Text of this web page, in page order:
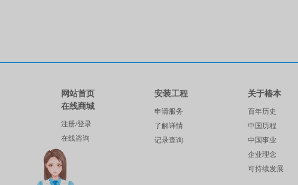
网站首页
在线商城
注册/登录
在线咨询
安装工程
申请服务
了解详情
记录查询
关于椿本
百年历史
中国历程
中国事业
企业理念
可持续发展